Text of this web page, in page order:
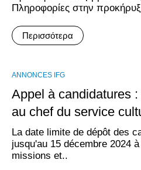
Πληροφορίες στην
Περισσότερα
ANNONCES IFG
Appel à candidatures :
au chef du service
La date limite de dépôt des
jusqu'au 15 décembre 2024
missions et..